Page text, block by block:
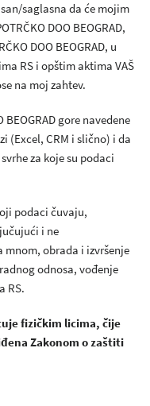
saglasna da će mojim
DOO BEOGRAD,
DOO BEOGRAD, u
RS i opštim aktima VAŠ
na moj zahtev.
BEOGRAD gore navedene
(Excel, CRM i slično) i da
za koje su podaci
podaci čuvaju,
i ne
obrada i izvršenje
odnosa, vođenje
RS.
fizičkim licima, čije
Zakonom o zaštiti